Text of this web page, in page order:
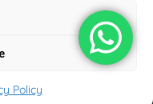
PolicyKitesurf Italiana